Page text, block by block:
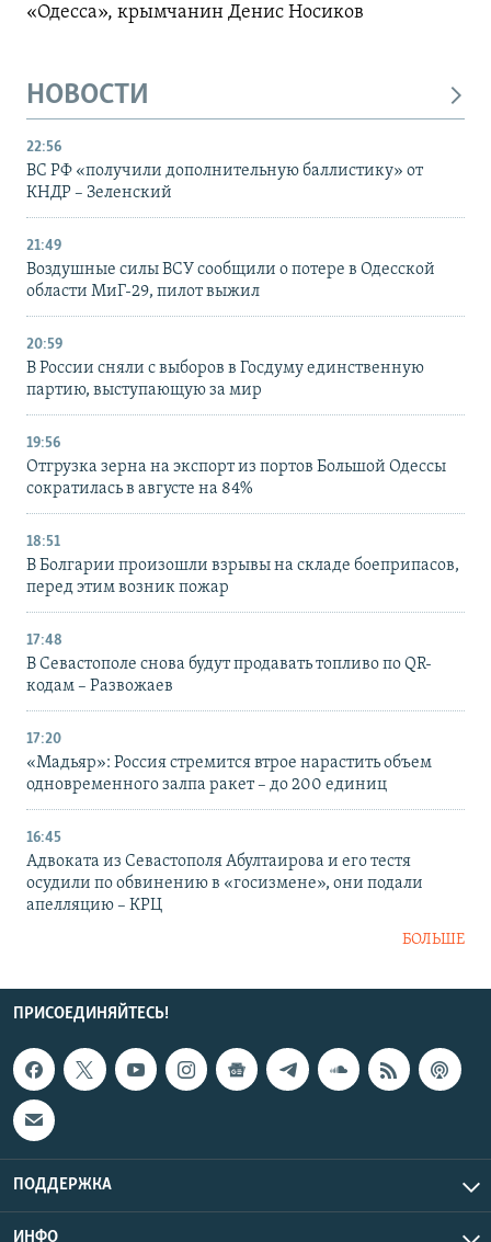
«Одесса», крымчанин Денис Носиков
НОВОСТИ
22:56
ВС РФ «получили дополнительную баллистику» от
КНДР – Зеленский
21:49
Воздушные силы ВСУ сообщили о потере в Одесской
области МиГ-29, пилот выжил
20:59
В России сняли с выборов в Госдуму единственную
партию, выступающую за мир
19:56
Отгрузка зерна на экспорт из портов Большой Одессы
сократилась в августе на 84%
18:51
В Болгарии произошли взрывы на складе боеприпасов,
перед этим возник пожар
17:48
В Севастополе снова будут продавать топливо по QR-
кодам – Развожаев
17:20
«Мадьяр»: Россия стремится втрое нарастить объем
одновременного залпа ракет – до 200 единиц
16:45
Адвоката из Севастополя Абултаирова и его тестя
осудили по обвинению в «госизмене», они подали
апелляцию – КРЦ
БОЛЬШЕ
ПРИСОЕДИНЯЙТЕСЬ!
ПОДДЕРЖКА
ИНФО